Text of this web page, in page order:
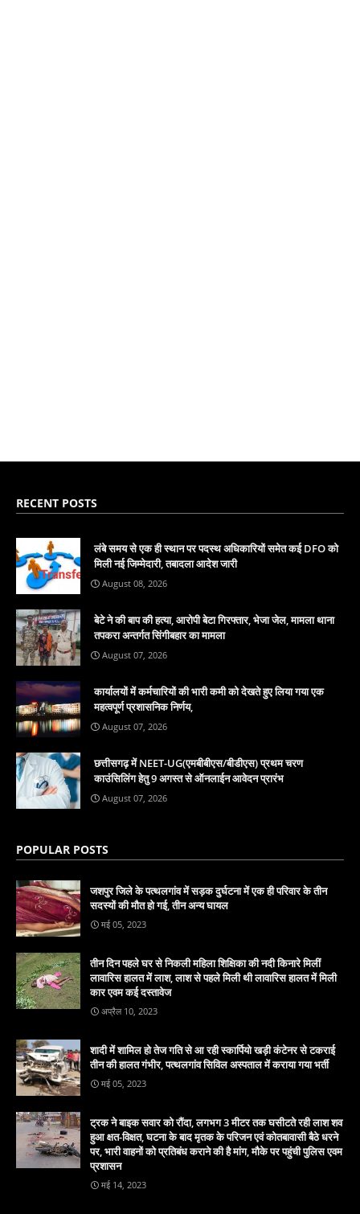
RECENT POSTS
लंबे समय से एक ही स्थान पर पदस्थ अधिकारियों समेत कई DFO को
मिली नई जिम्मेदारी, तबादला आदेश जारी
August 08, 2026
बेटे ने की बाप की हत्या, आरोपी बेटा गिरफ्तार, भेजा जेल, मामला थाना
तपकरा अन्तर्गत सिंगीबहार का मामला
August 07, 2026
कार्यालयों में कर्मचारियों की भारी कमी को देखते हुए लिया गया एक
महत्वपूर्ण प्रशासनिक निर्णय,
August 07, 2026
छत्तीसगढ़ में NEET-UG(एमबीबीएस/बीडीएस) प्रथम चरण
काउंसिलिंग हेतु 9 अगस्त से ऑनलाईन आवेदन प्रारंभ
August 07, 2026
POPULAR POSTS
जशपुर जिले के पत्थलगांव में सड़क दुर्घटना में एक ही परिवार के तीन
सदस्यों की मौत हो गई, तीन अन्य घायल
मई 05, 2023
तीन दिन पहले घर से निकली महिला शिक्षिका की नदी किनारे मिलीं
लावारिस हालत में लाश, लाश से पहले मिली थी लावारिस हालत में मिली
कार एवम कई दस्तावेज
अप्रैल 10, 2023
शादी में शामिल हो तेज गति से आ रही स्कार्पियो खड़ी कंटेनर से टकराई
तीन की हालत गंभीर, पत्थलगांव सिविल अस्पताल में कराया गया भर्ती
मई 05, 2023
ट्रक ने बाइक सवार को रौंदा, लगभग 3 मीटर तक घसीटते रही लाश शव
हुआ क्षत-विक्षत, घटना के बाद मृतक के परिजन एवं कोतबावासी बैठे धरने
पर, भारी वाहनों को प्रतिबंध कराने की है मांग, मौके पर पहुंची पुलिस एवम
प्रशासन
मई 14, 2023